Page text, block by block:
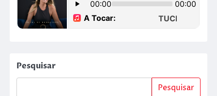
Pesquisar
Pesquisar